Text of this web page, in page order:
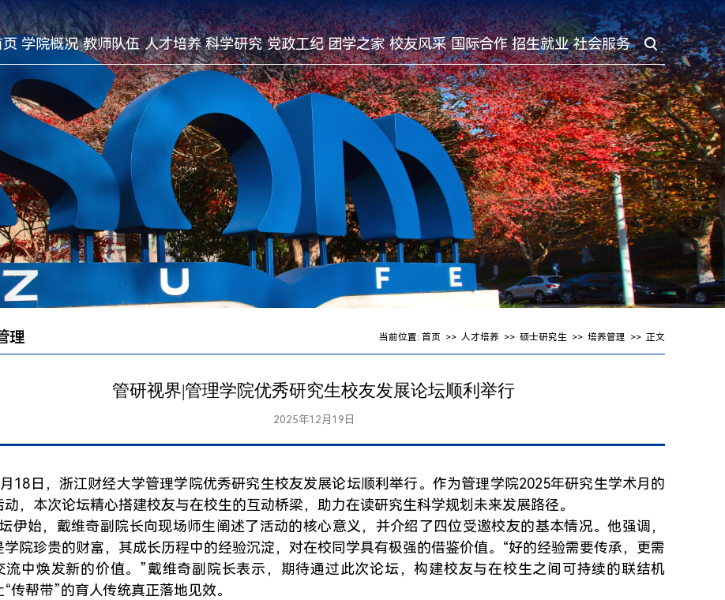
学院概况 教师队伍 人才培养 科学研究 党政工纪 团学之家 校友风采 国际合作 招生就业 社会服务
理 当前位置:首页 >>人才培养 >>硕士研究生 >>培养管理 >> 正文
管研视界|管理学院优秀研究生校友发展论坛顺利举行
2025年12月19日
18日，浙江财经大学管理学院优秀研究生校友发展论坛顺利举行。作为管理学院2025年研究生学术月的
动，本次论坛精心搭建校友与在校生的互动桥梁，助力在读研究生科学规划未来发展路径。
伊始，戴维奇副院长向现场师生阐述了活动的核心意义，并介绍了四位受邀校友的基本情况。他强调，
学院珍贵的财富，其成长历程中的经验沉淀，对在校同学具有极强的借鉴价值。“好的经验需要传承，更需
流中焕发新的价值。”戴维奇副院长表示，期待通过此次论坛，构建校友与在校生之间可持续的联结机
“传帮带”的育人传统真正落地见效。